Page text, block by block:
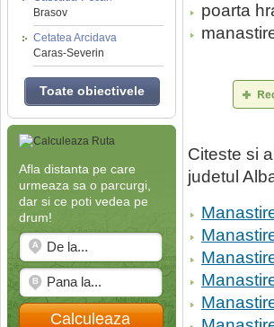
Brasov
Cetatea Arcidava
Caras-Severin
Toate obiectivele
Afla distanta pe care
urmeaza sa o parcurgi,
dar si ce poti vedea pe
drum!
Calculeaza
poarta
Citeste si
judetul